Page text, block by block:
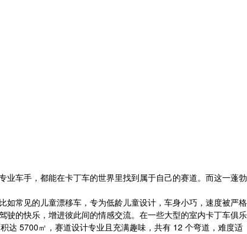
车手，都能在卡丁车的世界里找到属于自己的赛道。而这一蓬勃
常见的儿童漂移车，专为低龄儿童设计，车身小巧，速度被严格
的快乐，增进彼此间的情感交流。在一些大型的室内卡丁车俱乐
达 5700㎡，赛道设计专业且充满趣味，共有 12 个弯道，难度适